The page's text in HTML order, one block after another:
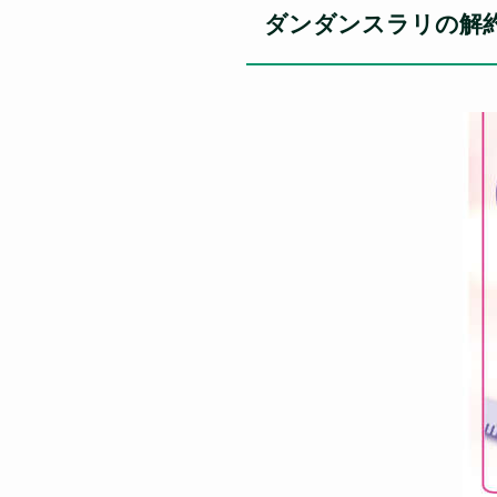
ダンダンスラリの解